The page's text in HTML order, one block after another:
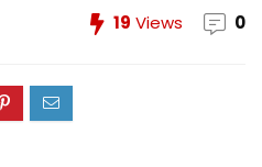
19 Views 0